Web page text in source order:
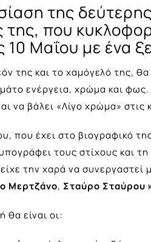
της
της, που
10 Μαΐου με ένα
της και το χαμόγελό της,
ενέργεια, χρώμα και
να βάλει «Λίγο χρώμα» στις
που έχει στο βιογραφικό
υπογράφει τους στίχους και
την χαρά να συνεργαστεί
Μερτζάνο, Σταύρο Σταύρου
θα είναι οι: